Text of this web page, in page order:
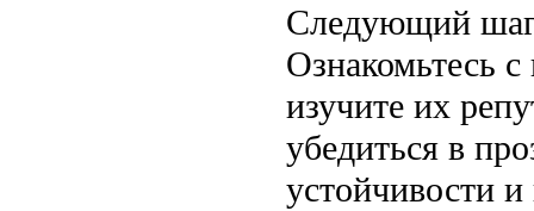
Следующий шаг
Ознакомьтесь
изучите их
убедиться в
устойчивости и